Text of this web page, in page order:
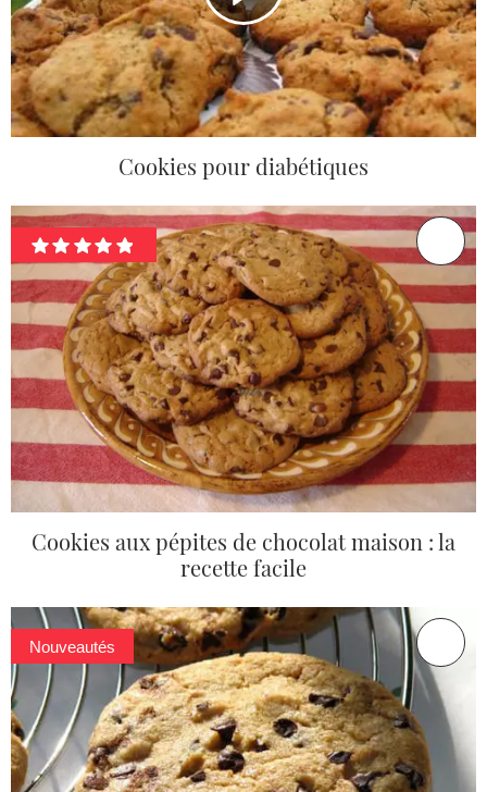
Cookies pour diabétiques
Cookies aux pépites de chocolat maison : la
recette facile
Nouveautés